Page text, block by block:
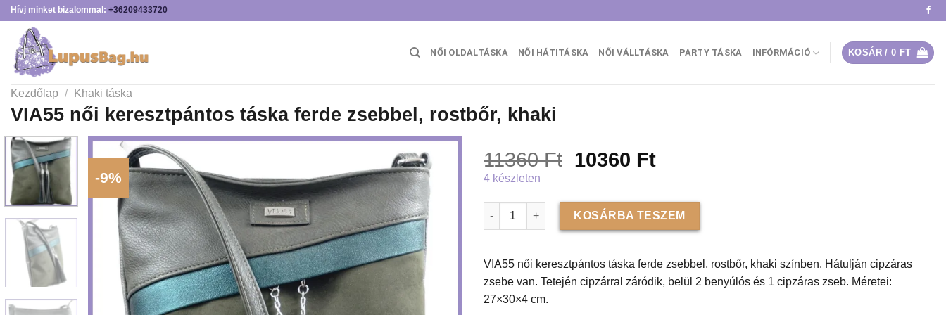
Skip
content
Hívj minket bizalommal: +36209433720
NŐI OLDALTÁSKA NŐI HÁTITÁSKA NŐI VÁLLTÁSKA PARTY TÁSKA INFÓRMÁCIÓ KOSÁR /0 FT
Kezdőlap / Khaki táska
VIA55 női keresztpántos táska ferde zsebbel, rostbőr, khaki
-9%
11360Ft Original
was:
11360 Ft.
10360 FtCurrent
is:
10360 Ft.
4 készleten
VIA55 női keresztpántos táska ferde zsebbel, rostbőr, khaki mennyiség
KOSÁRBA TESZEM
VIA55 női keresztpántos táska ferde zsebbel, rostbőr, khaki színben. Hátulján cipzáras
zsebe van. Tetején cipzárral záródik, belül 2 benyúlós és 1 cipzáras zseb. Méretei:
27×30×4 cm.